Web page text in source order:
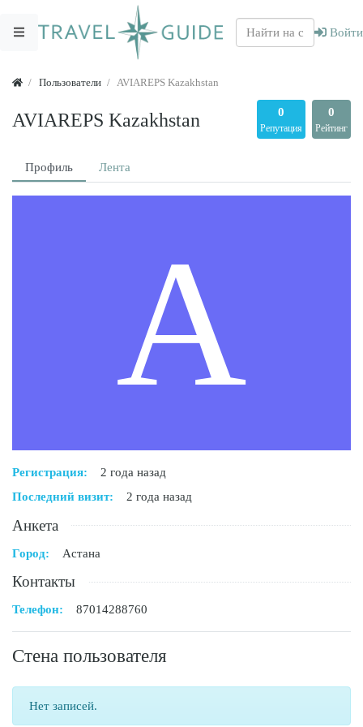
Войти
Пользователи AVIAREPS Kazakhstan
AVIAREPS Kazakhstan 0
Репутация
0
Рейтинг
Профиль Лента
A
Регистрация:
2 года назад
Последний визит:
2 года назад
Анкета
Город: Астана
Контакты
Телефон: 87014288760
Стена пользователя
Нет записей.